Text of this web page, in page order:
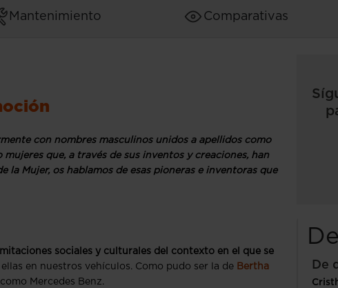
Mantenimiento Comparativas
con nombres masculinos unidos a apellidos como
que, a través de sus inventos y creaciones, han
la Mujer, os hablamos de esas pioneras e inventoras que
sociales y culturales del contexto en el que se
en nuestros vehículos. Como pudo ser la de Bertha
Mercedes Benz.
De